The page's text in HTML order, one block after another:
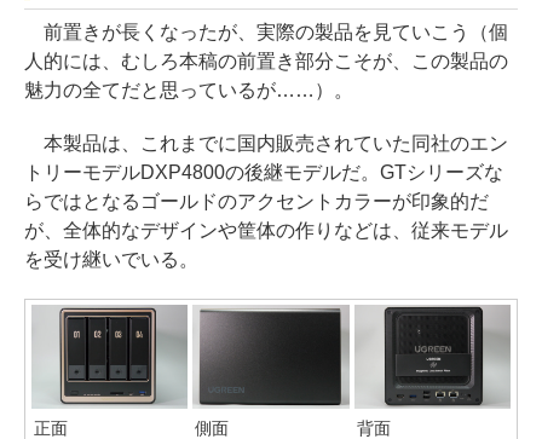
前置きが長くなったが、実際の製品を見ていこう（個
人的には、むしろ本稿の前置き部分こそが、この製品の
魅力の全てだと思っているが……）。
本製品は、これまでに国内販売されていた同社のエン
トリーモデルDXP4800の後継モデルだ。GTシリーズな
らではとなるゴールドのアクセントカラーが印象的だ
が、全体的なデザインや筐体の作りなどは、従来モデル
を受け継いでいる。
正面 側面 背面